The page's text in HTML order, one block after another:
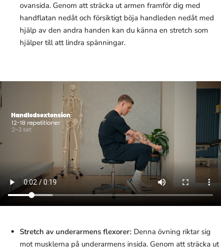
ovansida. Genom att sträcka ut armen framför dig med
handflatan nedåt och försiktigt böja handleden nedåt med
hjälp av den andra handen kan du känna en stretch som
hjälper till att lindra spänningar.
Stretch av underarmens flexorer: Denna övning riktar sig
mot musklerna på underarmens insida. Genom att sträcka ut